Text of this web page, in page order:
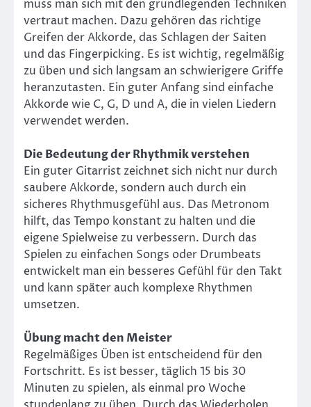
muss man sich mit den grundlegenden Techniken
vertraut machen. Dazu gehören das richtige
Greifen der Akkorde, das Schlagen der Saiten
und das Fingerpicking. Es ist wichtig, regelmäßig
zu üben und sich langsam an schwierigere Griffe
heranzutasten. Ein guter Anfang sind einfache
Akkorde wie C, G, D und A, die in vielen Liedern
verwendet werden.
Die Bedeutung der Rhythmik verstehen
Ein guter Gitarrist zeichnet sich nicht nur durch
saubere Akkorde, sondern auch durch ein
sicheres Rhythmusgefühl aus. Das Metronom
hilft, das Tempo konstant zu halten und die
eigene Spielweise zu verbessern. Durch das
Spielen zu einfachen Songs oder Drumbeats
entwickelt man ein besseres Gefühl für den Takt
und kann später auch komplexe Rhythmen
umsetzen.
Übung macht den Meister
Regelmäßiges Üben ist entscheidend für den
Fortschritt. Es ist besser, täglich 15 bis 30
Minuten zu spielen, als einmal pro Woche